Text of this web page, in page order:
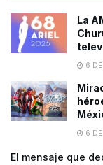
La
6
6
El mensaje que